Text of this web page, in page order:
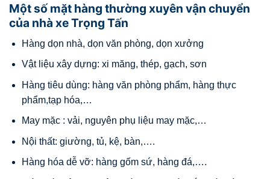
Một số mặt hàng thường xuyên vận chuyển
của nhà xe Trọng Tấn
Hàng dọn nhà, dọn văn phòng, dọn xưởng
Vật liệu xây dựng: xi măng, thép, gạch, sơn
Hàng tiêu dùng: hàng văn phòng phẩm, hàng thực
phẩm,tạp hóa,…
May mặc : vải, nguyên phụ liệu may mặc,…
Nội thất: giường, tủ, kệ, bàn,….
Hàng hóa dễ vỡ: hàng gốm sứ, hàng đá,….